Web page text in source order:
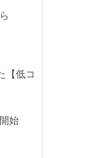
【低コ
始